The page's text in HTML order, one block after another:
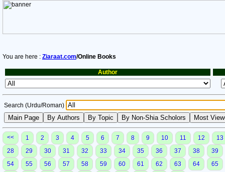
You are here : Ziaraat.com/Online Books
Author
Search (Urdu/Roman)
<< 1 2 3 4 5 6 7 8 9 10 11 12
13
28
29 30 31 32 33 34 35 36 37 38
39
54
55 56 57 58 59 60 61 62 63 64
65